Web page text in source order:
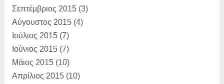
Σεπτέμβριος 2015(3)
Αύγουστος 2015(4)
Ιούλιος 2015(7)
Ιούνιος 2015(7)
Μάιος 2015(10)
Απρίλιος 2015(10)